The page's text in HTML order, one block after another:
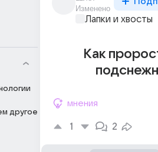
другое
Изменено
Лапки и хвосты
Как
мнения
1 2